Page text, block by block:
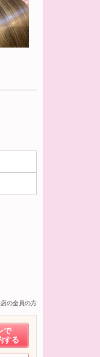
の全員の方
で
する